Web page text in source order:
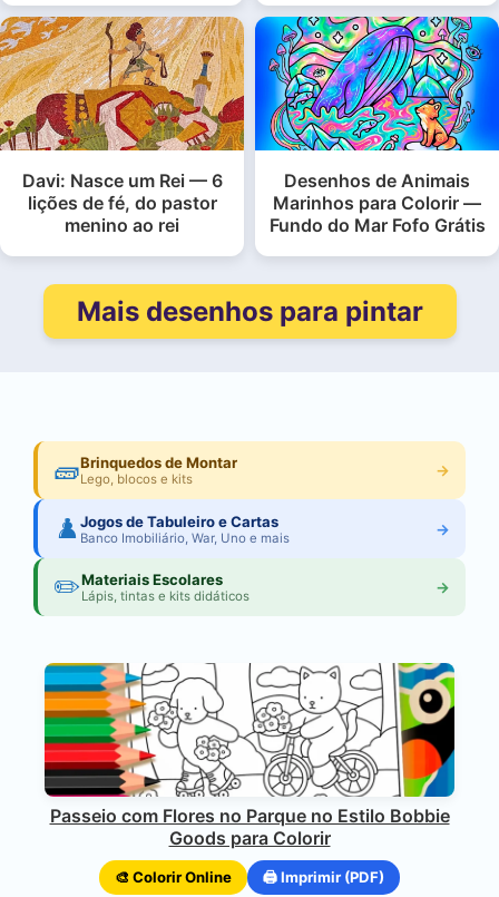
Davi: Nasce um Rei — 6
lições de fé, do pastor
menino ao rei
Desenhos de Animais
Marinhos para Colorir —
Fundo do Mar Fofo Grátis
Mais desenhos para pintar
🧱Brinquedos de Montar
Lego, blocos e kits →
♟️Jogos de Tabuleiro e Cartas
Banco Imobiliário, War, Uno e mais →
✏️Materiais Escolares
Lápis, tintas e kits didáticos →
Passeio com Flores no Parque no Estilo Bobbie
Goods para Colorir
🎨 Colorir Online 🖨️ Imprimir (PDF)